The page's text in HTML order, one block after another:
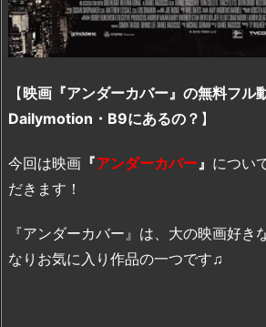
【映画『アンダーカバー』の無料フル
Dailymotion・B9にあるの？ 】
今回は映画 『アンダーカバー』 につい
だきます！
『アンダーカバー』は、大の映画好き
なりお気に入り作品の一つです♫